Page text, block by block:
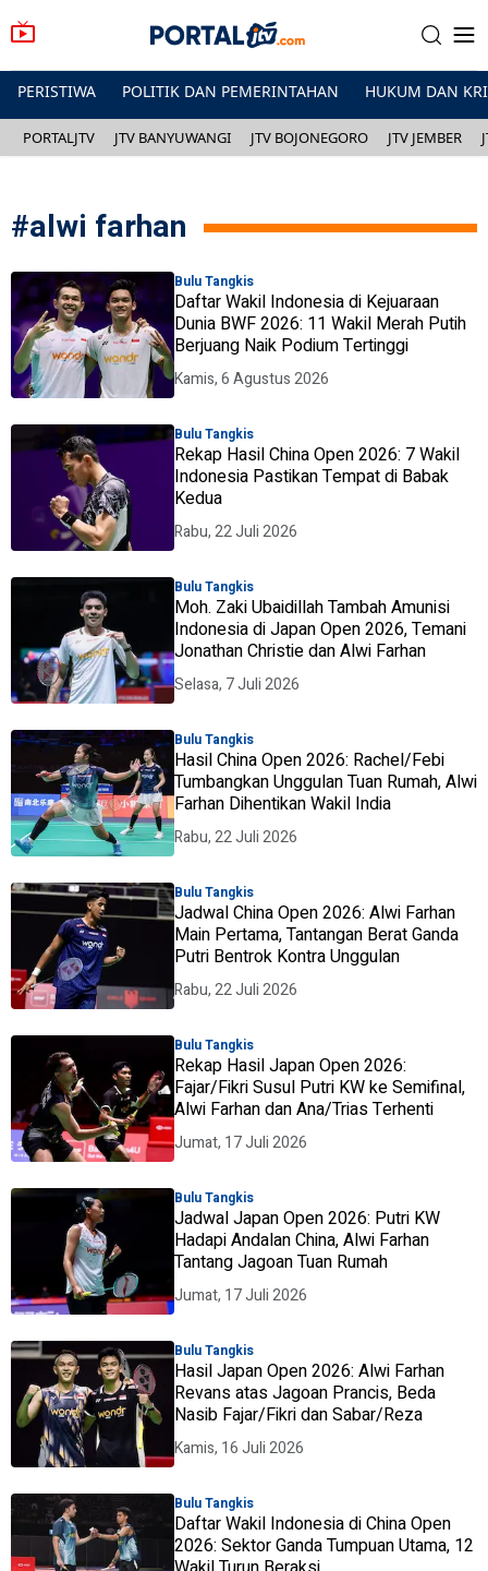
PERISTIWA POLITIK DAN PEMERINTAHAN HUKUM DAN
PORTALJTV JTV BANYUWANGI JTV BOJONEGORO JTV JEMBER
#alwi farhan
Bulu Tangkis
Daftar Wakil Indonesia di Kejuaraan
Dunia BWF 2026: 11 Wakil Merah Putih
Berjuang Naik Podium Tertinggi
Kamis, 6 Agustus 2026
Bulu Tangkis
Rekap Hasil China Open 2026: 7 Wakil
Indonesia Pastikan Tempat di Babak
Kedua
Rabu, 22 Juli 2026
Bulu Tangkis
Moh. Zaki Ubaidillah Tambah Amunisi
Indonesia di Japan Open 2026, Temani
Jonathan Christie dan Alwi Farhan
Selasa, 7 Juli 2026
Bulu Tangkis
Hasil China Open 2026: Rachel/Febi
Tumbangkan Unggulan Tuan Rumah, Alwi
Farhan Dihentikan Wakil India
Rabu, 22 Juli 2026
Bulu Tangkis
Jadwal China Open 2026: Alwi Farhan
Main Pertama, Tantangan Berat Ganda
Putri Bentrok Kontra Unggulan
Rabu, 22 Juli 2026
Bulu Tangkis
Rekap Hasil Japan Open 2026:
Fajar/Fikri Susul Putri KW ke Semifinal,
Alwi Farhan dan Ana/Trias Terhenti
Jumat, 17 Juli 2026
Bulu Tangkis
Jadwal Japan Open 2026: Putri KW
Hadapi Andalan China, Alwi Farhan
Tantang Jagoan Tuan Rumah
Jumat, 17 Juli 2026
Bulu Tangkis
Hasil Japan Open 2026: Alwi Farhan
Revans atas Jagoan Prancis, Beda
Nasib Fajar/Fikri dan Sabar/Reza
Kamis, 16 Juli 2026
Bulu Tangkis
Daftar Wakil Indonesia di China Open
2026: Sektor Ganda Tumpuan Utama, 12